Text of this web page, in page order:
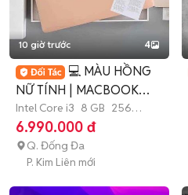
10 giờ trước 4
💻 MÀU HỒNG
NỮ TÍNH | MACBOOK
AIR 2020 I3/8/256
Intel Core i3 8 GB 256
GB SSD
6.990.000 đ
Q. Đống Đa
P. Kim Liên mới